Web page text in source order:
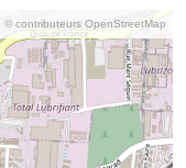
© contributeurs OpenStreetMap